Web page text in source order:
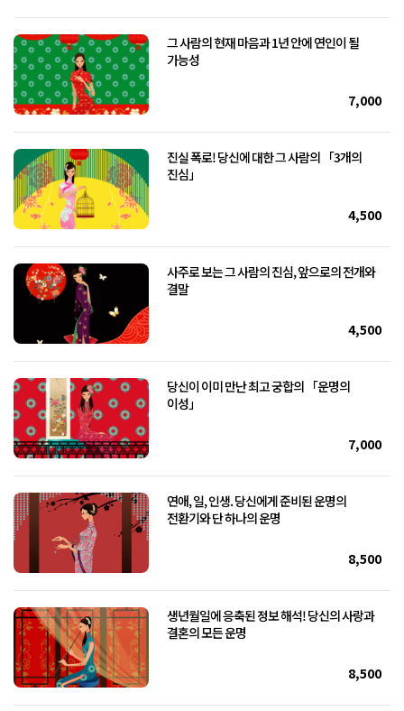
그 사람의 현재 마음과 1년 안에 연인이 될
가능성
7,000
진실 폭로! 당신에 대한 그 사람의 「3개의
진심」
4,500
사주로 보는 그 사람의 진심, 앞으로의 전개와
결말
4,500
당신이 이미 만난 최고 궁합의 「운명의
이성」
7,000
연애, 일, 인생. 당신에게 준비된 운명의
전환기와 단 하나의 운명
8,500
생년월일에 응축된 정보 해석! 당신의 사랑과
결혼의 모든 운명
8,500